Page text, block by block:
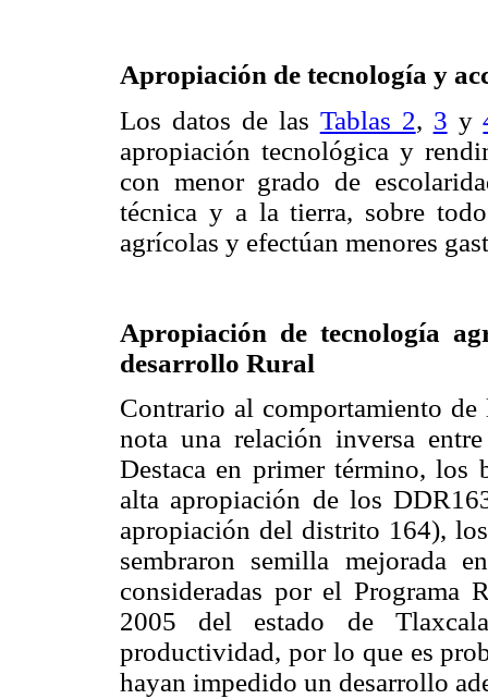
Apropiación de tecnología y
Los datos de las Tablas 2, 3 y
apropiación tecnológica y
con menor grado de
técnica y a la tierra, sobre
agrícolas y efectúan menores
Apropiación de tecnología
desarrollo Rural
Contrario al comportamiento
nota una relación inversa
Destaca en primer término, los
alta apropiación de los
apropiación del distrito 164),
sembraron semilla mejorada
consideradas por el Programa
2005 del estado de
productividad, por lo que es
hayan impedido un desarrollo